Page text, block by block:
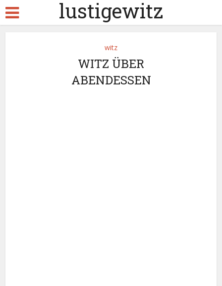
lustigewitz
witz
WITZ ÜBER
ABENDESSEN